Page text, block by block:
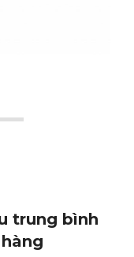
trung bình